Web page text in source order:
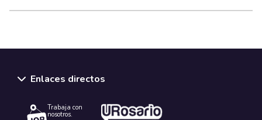
Enlaces directos
Trabaja con
nosotros.